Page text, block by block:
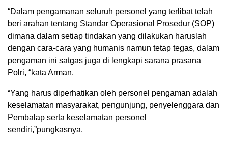
“Dalam pengamanan seluruh personel yang terlibat telah
beri arahan tentang Standar Operasional Prosedur (SOP)
dimana dalam setiap tindakan yang dilakukan haruslah
dengan cara-cara yang humanis namun tetap tegas, dalam
pengaman ini satgas juga di lengkapi sarana prasana
Polri, “kata Arman.
“Yang harus diperhatikan oleh personel pengaman adalah
keselamatan masyarakat, pengunjung, penyelenggara dan
Pembalap serta keselamatan personel
sendiri,”pungkasnya.